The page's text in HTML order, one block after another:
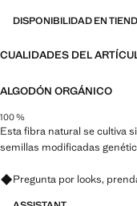
DISPONIBILIDAD EN
CUALIDADES DEL
ALGODÓN ORGÁNICO
100 %
Esta fibra natural se cultiva
semillas modificadas
Pregunta por looks,